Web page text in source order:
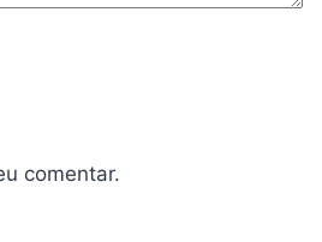
comentar.